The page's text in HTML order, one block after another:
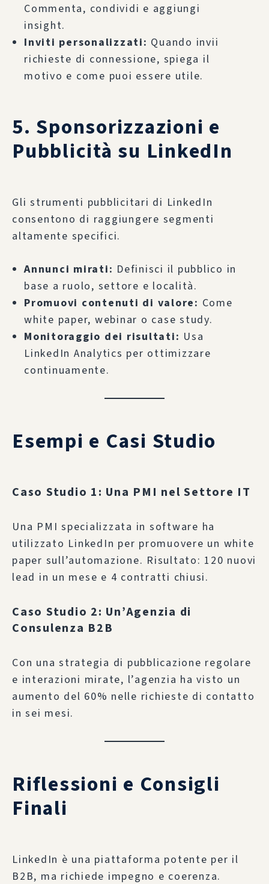
Commenta, condividi e aggiungi
insight.
Inviti personalizzati: Quando invii
richieste di connessione, spiega il
motivo e come puoi essere utile.
5. Sponsorizzazioni e
Pubblicità su LinkedIn
Gli strumenti pubblicitari di LinkedIn
consentono di raggiungere segmenti
altamente specifici.
Annunci mirati: Definisci il pubblico in
base a ruolo, settore e località.
Promuovi contenuti di valore: Come
white paper, webinar o case study.
Monitoraggio dei risultati: Usa
LinkedIn Analytics per ottimizzare
continuamente.
Esempi e Casi Studio
Caso Studio 1: Una PMI nel Settore IT
Una PMI specializzata in software ha
utilizzato LinkedIn per promuovere un white
paper sull’automazione. Risultato: 120 nuovi
lead in un mese e 4 contratti chiusi.
Caso Studio 2: Un’Agenzia di
Consulenza B2B
Con una strategia di pubblicazione regolare
e interazioni mirate, l’agenzia ha visto un
aumento del 60% nelle richieste di contatto
in sei mesi.
Riflessioni e Consigli
Finali
LinkedIn è una piattaforma potente per il
B2B, ma richiede impegno e coerenza.